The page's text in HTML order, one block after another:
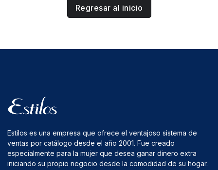
Regresar al inicio
Estilos es una empresa que ofrece el ventajoso sistema de
ventas por catálogo desde el año 2001. Fue creado
especialmente para la mujer que desea ganar dinero extra
iniciando su propio negocio desde la comodidad de su hogar.